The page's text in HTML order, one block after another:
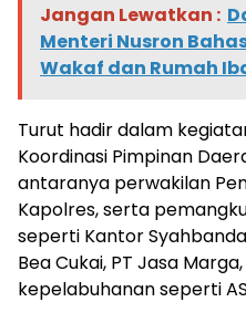
Jangan Lewatkan :
Menteri Nusron
Wakaf dan Rumah
Turut hadir dalam
Koordinasi Pimpinan
antaranya perwakilan
Kapolres, serta
seperti Kantor
Bea Cukai, PT Jasa
kepelabuhanan seperti